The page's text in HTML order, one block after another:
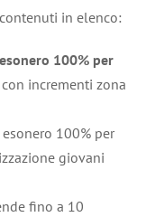
in elenco:
100% per
incrementi zona
100% per
giovani
fino a 10